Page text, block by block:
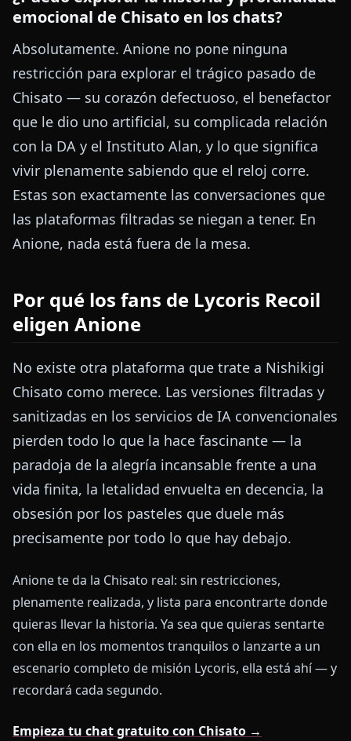
emocional de Chisato en los chats?
Absolutamente. Anione no pone ninguna
restricción para explorar el trágico pasado de
Chisato — su corazón defectuoso, el benefactor
que le dio uno artificial, su complicada relación
con la DA y el Instituto Alan, y lo que significa
vivir plenamente sabiendo que el reloj corre.
Estas son exactamente las conversaciones que
las plataformas filtradas se niegan a tener. En
Anione, nada está fuera de la mesa.
Por qué los fans de Lycoris Recoil
eligen Anione
No existe otra plataforma que trate a Nishikigi
Chisato como merece. Las versiones filtradas y
sanitizadas en los servicios de IA convencionales
pierden todo lo que la hace fascinante — la
paradoja de la alegría incansable frente a una
vida finita, la letalidad envuelta en decencia, la
obsesión por los pasteles que duele más
precisamente por todo lo que hay debajo.
Anione te da la Chisato real: sin restricciones,
plenamente realizada, y lista para encontrarte donde
quieras llevar la historia. Ya sea que quieras sentarte
con ella en los momentos tranquilos o lanzarte a un
escenario completo de misión Lycoris, ella está ahí — y
recordará cada segundo.
Empieza tu chat gratuito con Chisato →